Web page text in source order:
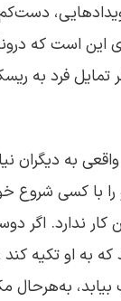
این است که
تمایل فرد به
واقعی به دیگران
با کسی شروع
ندارد. اگر
به او تکیه کند
به‌هرحال